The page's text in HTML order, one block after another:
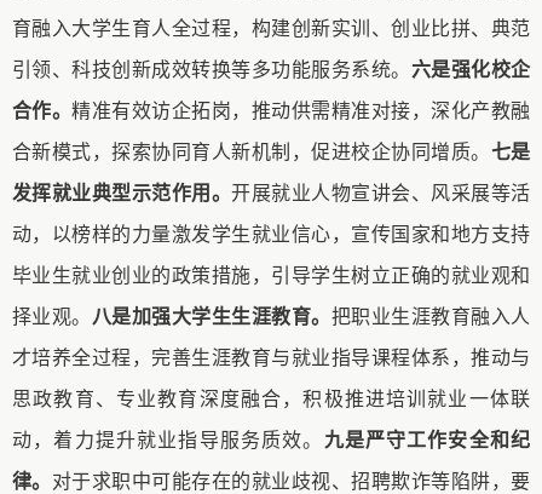
育融入大学生育人全过程，构建创新实训、创业比拼、典范
引领、科技创新成效转换等多功能服务系统。 六是强化校企
合作。精准有效访企拓岗，推动供需精准对接，深化产教融
合新模式，探索协同育人新机制，促进校企协同增质。 七是
发挥就业典型示范作用。开展就业人物宣讲会、风采展等活
动，以榜样的力量激发学生就业信心，宣传国家和地方支持
毕业生就业创业的政策措施，引导学生树立正确的就业观和
择业观。 八是加强大学生生涯教育。 把职业生涯教育融入人
才培养全过程，完善生涯教育与就业指导课程体系，推动与
思政教育、专业教育深度融合，积极推进培训就业一体联
动，着力提升就业指导服务质效。 九是严守工作安全和纪
律。 对于求职中可能存在的就业歧视、招聘欺诈等陷阱，要